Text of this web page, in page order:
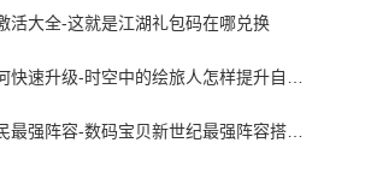
活大全-这就是江湖礼包码在哪兑换
数码宝贝新世纪平民最强阵容-数码宝贝新世纪最强阵容搭配攻略